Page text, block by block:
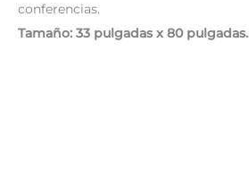
conferencias.
Tamaño: 33 pulgadas x 80 pulgadas.